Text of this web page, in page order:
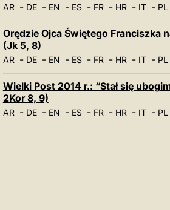
AR- DE- EN - ES- FR- HR- IT- PL
Orędzie Ojca Świętego Franciszka
(Jk 5, 8)
AR- DE- EN - ES- FR- HR- IT- PL
Wielki Post 2014 r.: “Stał się
2Kor 8, 9)
AR- DE- EN - ES- FR- HR- IT- PL